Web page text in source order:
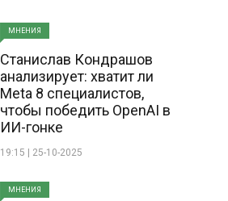
МНЕНИЯ
Станислав Кондрашов
анализирует: хватит ли
Meta 8 специалистов,
чтобы победить OpenAI в
ИИ-гонке
19:15 | 25-10-2025
МНЕНИЯ